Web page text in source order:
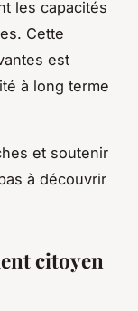
les capacités
Cette
est
à long terme
et soutenir
à découvrir
citoyen